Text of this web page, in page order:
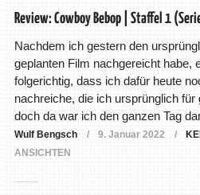
Review: Cowboy Bebop | Staffel 1
Nachdem ich gestern den
geplanten Film nachgereicht habe,
folgerichtig, dass ich dafür heute
nachreiche, die ich ursprünglich für
doch da war ich den ganzen Tag
Wulf Bengsch 9. Januar 2022
ANSICHTEN